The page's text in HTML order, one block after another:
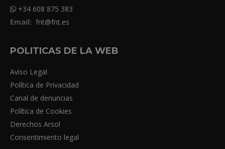
+34 608 875 383
Email: fnt@fnt.es
POLITICAS DE LA WEB
Aviso Legal
Política de Privacidad
Canal de denuncias
Política de Cookies
Derechos Arsol
Consentimiento legal